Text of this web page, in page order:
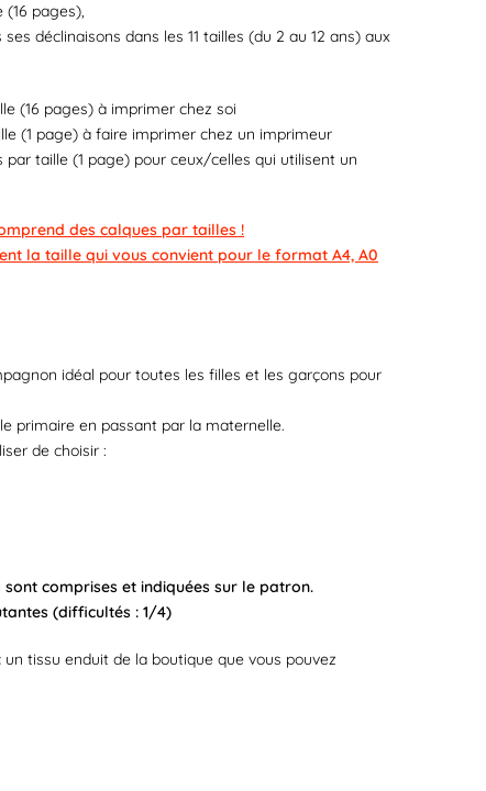
pages),
déclinaisons dans les 11 tailles (du 2 au 12 ans) aux
(16 pages) à imprimer chez soi
(1 page) à faire imprimer chez un imprimeur
par taille (1 page) pour ceux/celles qui utilisent un
des calques par tailles !
la taille qui vous convient pour le format A4, A0
idéal pour toutes les filles et les garçons pour
primaire en passant par la maternelle.
de choisir :
comprises et indiquées sur le patron.
(difficultés : 1/4)
tissu enduit de la boutique que vous pouvez